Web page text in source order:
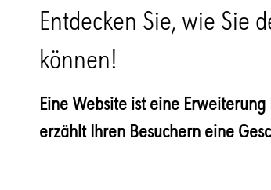
Entdecken Sie, wie Sie
können!
Eine Website ist eine
erzählt Ihren Besuchern eine